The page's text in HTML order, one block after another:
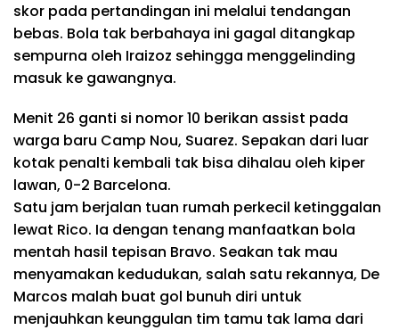
skor pada pertandingan ini melalui tendangan
bebas. Bola tak berbahaya ini gagal ditangkap
sempurna oleh Iraizoz sehingga menggelinding
masuk ke gawangnya.
Menit 26 ganti si nomor 10 berikan assist pada
warga baru Camp Nou, Suarez. Sepakan dari luar
kotak penalti kembali tak bisa dihalau oleh kiper
lawan, 0-2 Barcelona.
Satu jam berjalan tuan rumah perkecil ketinggalan
lewat Rico. Ia dengan tenang manfaatkan bola
mentah hasil tepisan Bravo. Seakan tak mau
menyamakan kedudukan, salah satu rekannya, De
Marcos malah buat gol bunuh diri untuk
menjauhkan keunggulan tim tamu tak lama dari